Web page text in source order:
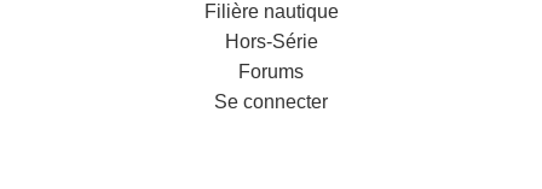
Filière nautique
Hors-Série
Forums
Se connecter